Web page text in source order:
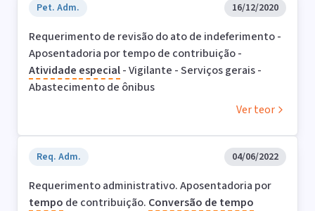
Pet. Adm. 16/12/2020
Requerimento de revisão do ato de indeferimento -
Aposentadoria por tempo de contribuição -
Atividade especial- Vigilante - Serviços gerais -
Abastecimento de ônibus
Ver teor
Req. Adm. 04/06/2022
Requerimento administrativo. Aposentadoria por
tempo de contribuição. Conversão de tempo